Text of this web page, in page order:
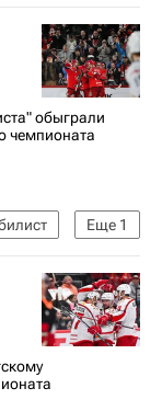
обыграли
чемпионата
Еще 1